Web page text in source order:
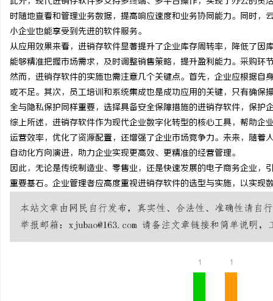
时随地查看和管理业务数据，提高响应速度和业务协同能力。同时
小企业也能享受到先进的软件服务。
从应用效果来看，进销存软件显著提升了企业库存周转率，降低了
能够精准把握市场需求，及时调整销售策略，提升盈利能力。采购
然而，进销存软件的实施也需注意几个关键点。首先，企业应根据
或不足。其次，员工培训和系统集成也是成功应用的关键，只有确
全与隐私保护同样重要，选择具备安全保障措施的进销存软件，保护
综上所述，进销存软件作为现代企业数字化转型的核心工具，帮助
运营效率，优化了资源配置，还增强了企业市场竞争力。未来，随
自动化方向演进，助力企业实现更高效、更精准的经营管理。
因此，无论是传统制造业、零售业，还是快速发展的电子商务企业
重要基石。企业管理者应高度重视进销存软件的选型与实施，以实现
1 1
厦门私家侦探：揭秘现